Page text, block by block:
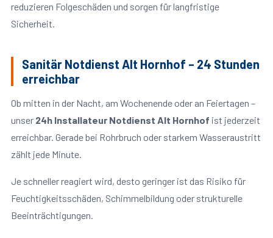
reduzieren Folgeschäden und sorgen für langfristige
Sicherheit.
Sanitär Notdienst Alt Hornhof – 24 Stunden
erreichbar
Ob mitten in der Nacht, am Wochenende oder an Feiertagen –
unser 24h Installateur Notdienst Alt Hornhof ist jederzeit
erreichbar. Gerade bei Rohrbruch oder starkem Wasseraustritt
zählt jede Minute.
Je schneller reagiert wird, desto geringer ist das Risiko für
Feuchtigkeitsschäden, Schimmelbildung oder strukturelle
Beeinträchtigungen.